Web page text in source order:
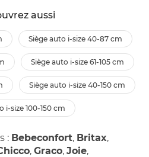
aussi
siège auto i-size 40-87 cm
siège auto i-size 61-105 cm
siège auto i-size 40-150 cm
i-size 100-150 cm
: Bebeconfort, Britax,
, Graco, Joie,